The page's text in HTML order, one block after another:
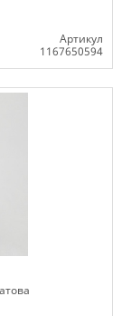
Артикул
1167650594